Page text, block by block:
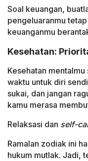
Soal keuangan,
pengeluaranmu
keuanganmu
Kesehatan:
Kesehatan
waktu untuk diri
sukai, dan jangan
kamu merasa
Relaksasi dan self-
Ramalan zodiak ini
hukum mutlak. Jadi,